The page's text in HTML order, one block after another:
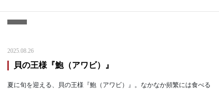
2025.08.26
貝の王様『鮑（アワビ）』
夏に旬を迎える、貝の王様『鮑（アワビ）』。なかなか頻繁には食べる